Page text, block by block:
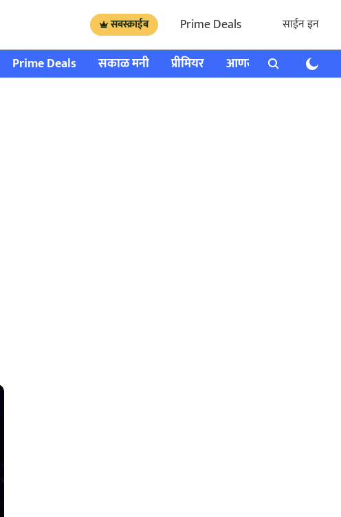
सबस्क्राईब Prime Deals साईन इन
Prime Deals सकाळ मनी प्रीमियर आणखी राशी भविष्य